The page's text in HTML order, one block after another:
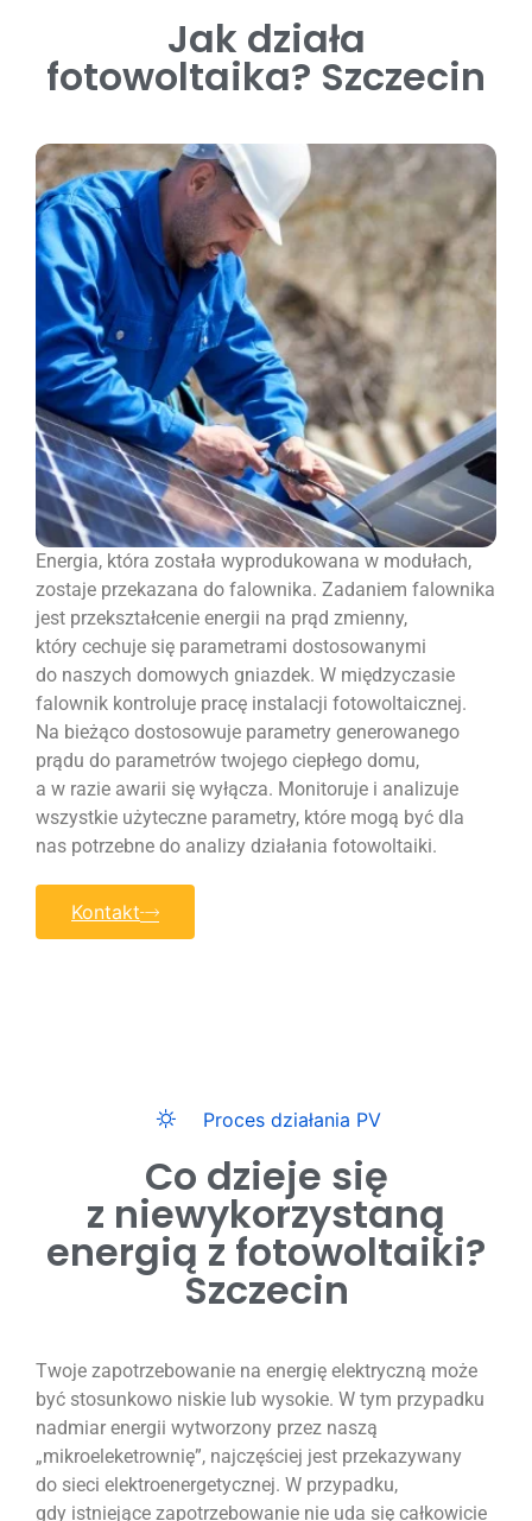
Jak działa
fotowoltaika? Szczecin
Energia, która została wyprodukowana w modułach,
zostaje przekazana do falownika. Zadaniem falownika
jest przekształcenie energii na prąd zmienny,
który cechuje się parametrami dostosowanymi
do naszych domowych gniazdek. W międzyczasie
falownik kontroluje pracę instalacji fotowoltaicznej.
Na bieżąco dostosowuje parametry generowanego
prądu do parametrów twojego ciepłego domu,
a w razie awarii się wyłącza. Monitoruje i analizuje
wszystkie użyteczne parametry, które mogą być dla
nas potrzebne do analizy działania fotowoltaiki.
Kontakt
Proces działania PV
Co dzieje się
z niewykorzystaną
energią z fotowoltaiki?
Szczecin
Twoje zapotrzebowanie na energię elektryczną może
być stosunkowo niskie lub wysokie. W tym przypadku
nadmiar energii wytworzony przez naszą
„mikroeleketrownię”, najczęściej jest przekazywany
do sieci elektroenergetycznej. W przypadku,
gdy istniejące zapotrzebowanie nie uda się całkowicie